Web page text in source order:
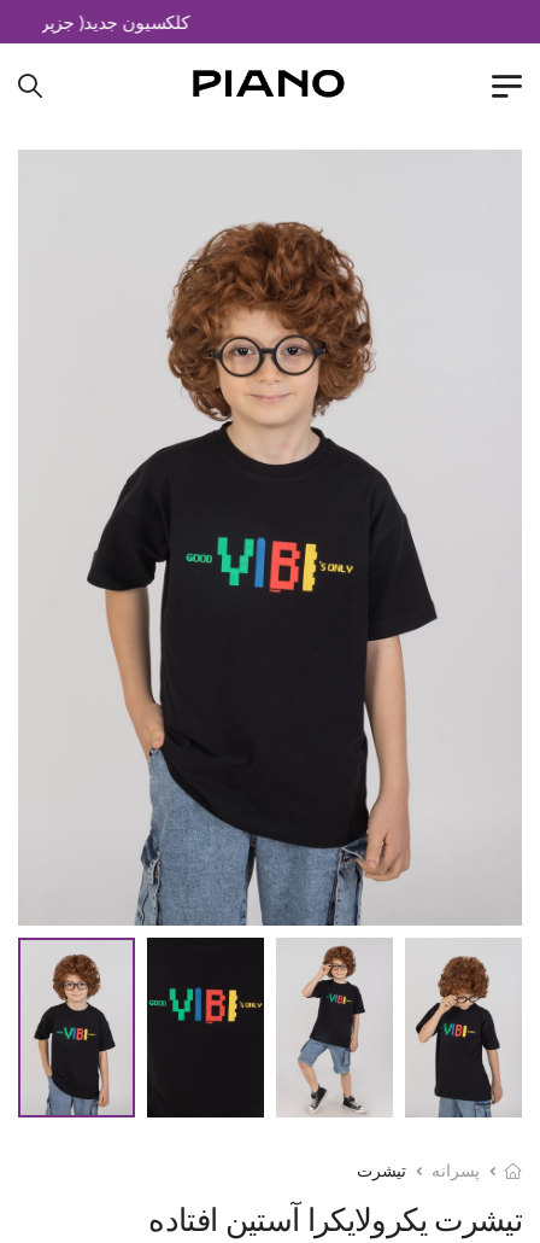
کلکسیون جدید( جزیره خیال)
پسرانه تیشرت
تیشرت یکرولایکرا آستین افتاده